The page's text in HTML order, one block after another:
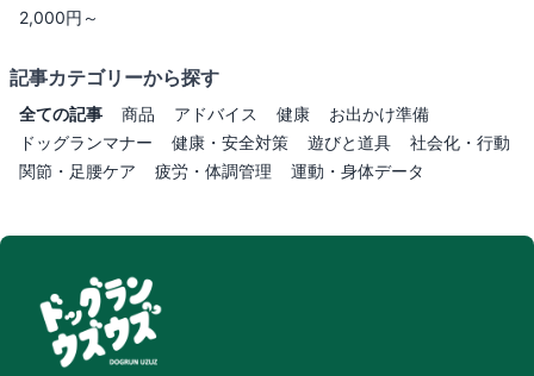
2,000円～
記事カテゴリーから探す
全ての記事 商品 アドバイス 健康
お出かけ準備
ドッグランマナー
健康・安全対策 遊びと道具
社会化・行動
関節・足腰ケア
疲労・体調管理 運動・身体データ